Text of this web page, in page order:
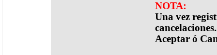
NOTA:
Una vez
cancelaciones.
Aceptar ó